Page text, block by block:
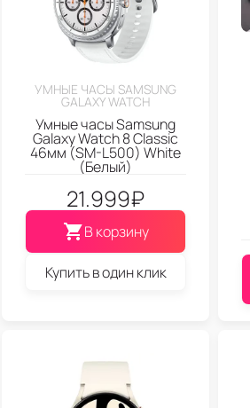
УМНЫЕ ЧАСЫ SAMSUNG
GALAXY WATCH
Умные часы Samsung
Galaxy Watch 8 Classic
46мм (SM-L500) White
(Белый)
21.999₽
В корзину
Купить в один клик